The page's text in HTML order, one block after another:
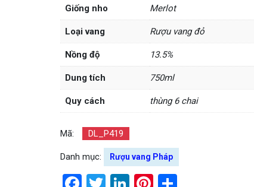
Giống nho Merlot
Loại vang Rượu vang đỏ
Nồng độ 13.5%
Dung tích 750ml
Quy cách thùng 6 chai
Mã: DL_P419
Danh mục: Rượu vang Pháp